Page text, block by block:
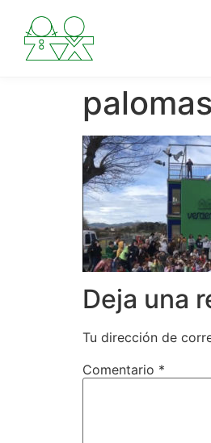
Deja una
Tu dirección de
Comentario *